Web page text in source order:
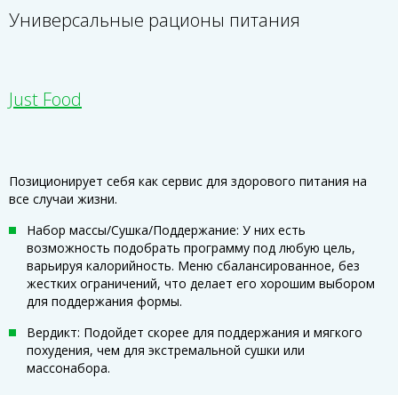
Универсальные рационы питания
Just Food
Позиционирует себя как сервис для здорового питания на
все случаи жизни.
Набор массы/Сушка/Поддержание: У них есть
возможность подобрать программу под любую цель,
варьируя калорийность. Меню сбалансированное, без
жестких ограничений, что делает его хорошим выбором
для поддержания формы.
Вердикт: Подойдет скорее для поддержания и мягкого
похудения, чем для экстремальной сушки или
массонабора.